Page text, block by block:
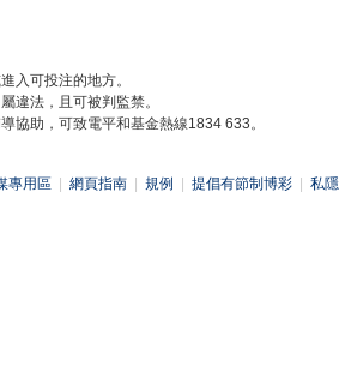
入可投注的地方。
違法，且可被判監禁。
協助，可致電平和基金熱線1834 633。
專用區 網頁指南 規例 提倡有節制博彩 私